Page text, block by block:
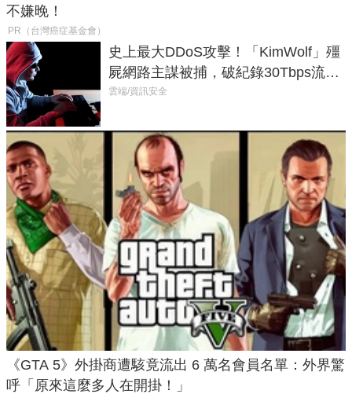
不嫌晚！
PR（台灣癌症基金會）
史上最大DDoS攻擊！「KimWolf」殭
屍網路主謀被捕，破紀錄30Tbps流量
癱瘓全球！
雲端/資訊安全
《GTA 5》外掛商遭駭竟流出 6 萬名會員名單：外界驚
呼「原來這麼多人在開掛！」